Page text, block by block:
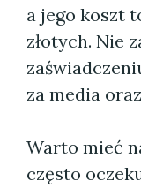
a jego koszt
złotych. Nie
za media
Warto mieć
często